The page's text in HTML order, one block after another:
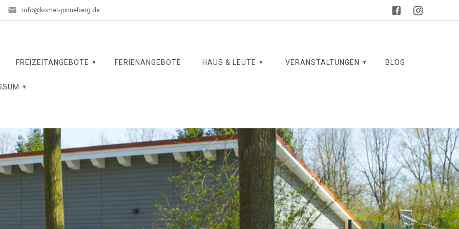
info@komet-pinneberg.de
FREIZEITANGEBOTE FERIENANGEBOTE HAUS & LEUTE VERANSTALTUNGEN BLOG